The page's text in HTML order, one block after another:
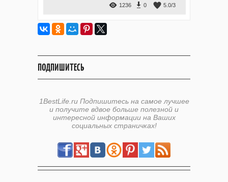
1236 0 5.0/3
ПОДПИШИТЕСЬ
1BestLife.ru Подпишитесь на самое лучшее
и получите вдвое больше полезной и
интересной информации на Ваших
социальных страничках!